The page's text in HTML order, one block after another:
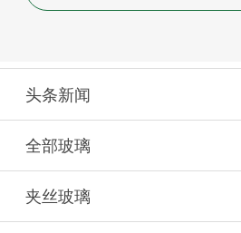
头条新闻
全部玻璃
夹丝玻璃